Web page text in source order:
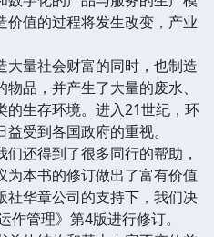
价值的过程将发生改变，产业
量社会财富的同时，也制造
品，并产生了大量的废水、
的生存环境。进入21世纪，环
受到各国政府的重视。
还得到了很多同行的帮助，
为本书的修订做出了富有价值
社华章公司的支持下，我们决
作管理》第4版进行修订。